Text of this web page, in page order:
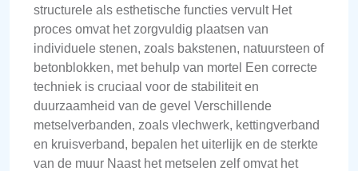
structurele als esthetische functies vervult Het
proces omvat het zorgvuldig plaatsen van
individuele stenen, zoals bakstenen, natuursteen of
betonblokken, met behulp van mortel Een correcte
techniek is cruciaal voor de stabiliteit en
duurzaamheid van de gevel Verschillende
metselverbanden, zoals vlechwerk, kettingverband
en kruisverband, bepalen het uiterlijk en de sterkte
van de muur Naast het metselen zelf omvat het